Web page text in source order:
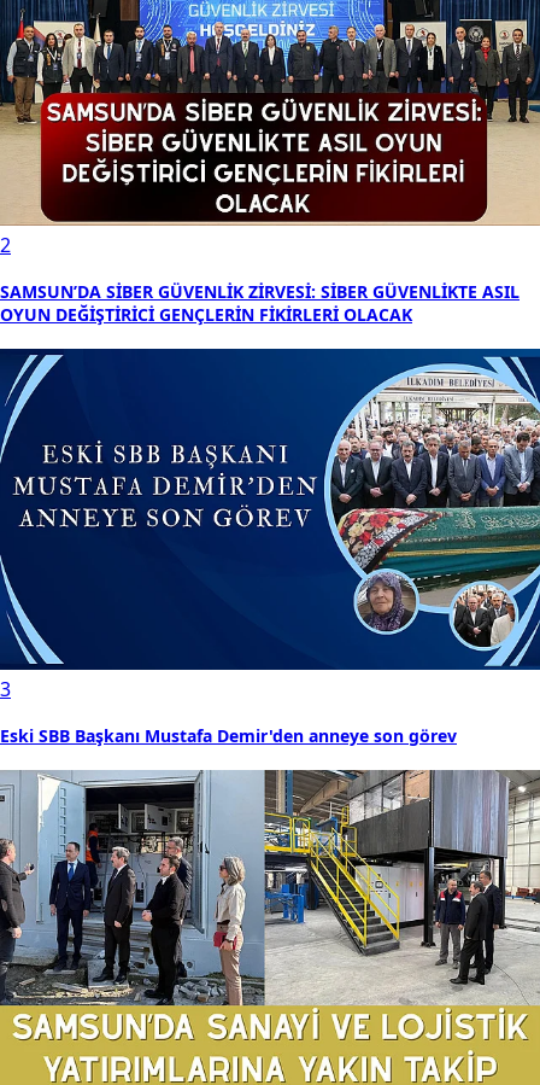
2
SAMSUN’DA SİBER GÜVENLİK ZİRVESİ: SİBER GÜVENLİKTE ASIL
OYUN DEĞİŞTİRİCİ GENÇLERİN FİKİRLERİ OLACAK
3
Eski SBB Başkanı Mustafa Demir'den anneye son görev